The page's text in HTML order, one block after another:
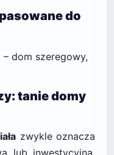
do
dom szeregowy,
tanie domy
zwykle oznacza
lub inwestycyjną.